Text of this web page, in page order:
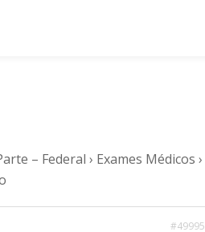
– Federal › Exames Médicos ›
#49995